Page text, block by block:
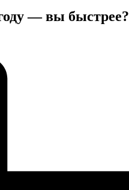
— вы быстрее?